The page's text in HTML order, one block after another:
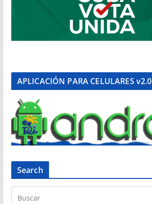
APLICACIÓN PARA CELULARES v2.0
Search